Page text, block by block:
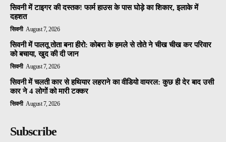
सिवनी में टाइगर की दस्तक! फार्म हाउस के पास घोड़े का शिकार, इलाके में
दहशत
सिवनी August 7, 2026
सिवनी में पालतू तोता बना हीरो: कोबरा के हमले से तोते ने चीख चीख कर परिवार
को बचाया, खुद की दी जान
सिवनी August 7, 2026
सिवनी में चलती कार से हथियार लहराने का वीडियो वायरल: कुछ ही देर बाद उसी
कार ने 4 लोगों को मारी टक्कर
सिवनी August 7, 2026
Subscribe